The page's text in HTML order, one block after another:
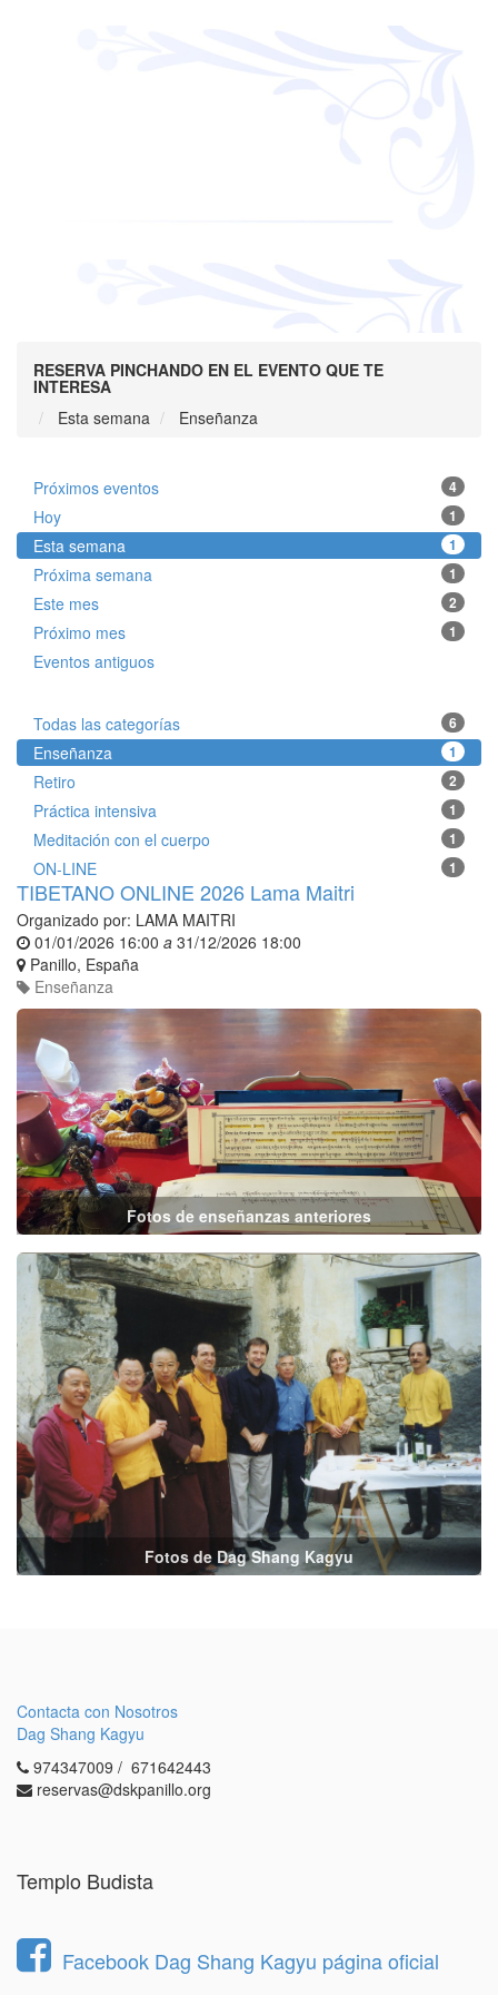
RESERVA PINCHANDO EN EL EVENTO QUE TE
INTERESA
Esta semana
Enseñanza
Próximos eventos 4
Hoy 1
Esta semana 1
Próxima semana 1
Este mes 2
Próximo mes 1
Eventos antiguos
Todas las categorías 6
Enseñanza 1
Retiro 2
Práctica intensiva 1
Meditación con el cuerpo 1
ON-LINE 1
TIBETANO ONLINE 2026 Lama Maitri
Organizado por: LAMA MAITRI
01/01/2026 16:00 a 31/12/2026 18:00
Panillo, España
Enseñanza
Fotos de enseñanzas anteriores
Fotos de Dag Shang Kagyu
Contacta con Nosotros
Dag Shang Kagyu
974347009 / 671642443
reservas@dskpanillo.org
Templo Budista
Facebook Dag Shang Kagyu página oficial